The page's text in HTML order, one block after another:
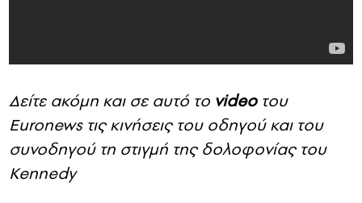
Δείτε ακόμη και σε αυτό το videoτου
Euronews τις κινήσεις του οδηγού και του
συνοδηγού τη στιγμή της δολοφονίας του
Kennedy